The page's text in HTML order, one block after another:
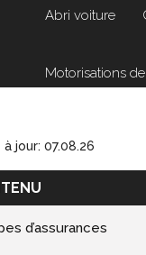
Abri voiture
Motorisations
jour: 07.08.26
d’assurances